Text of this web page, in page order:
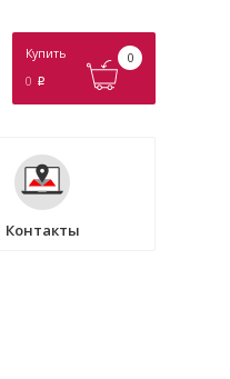
Купить
0 p
0
Контакты